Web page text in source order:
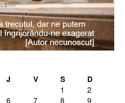
J V S D
1
2
6 7 8
9